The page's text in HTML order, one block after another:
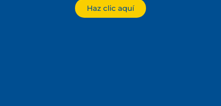
Haz clic aquí